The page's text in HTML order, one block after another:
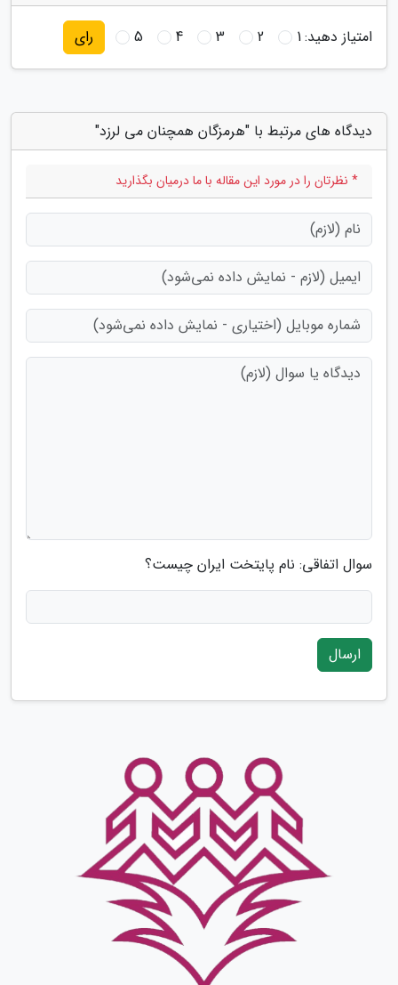
امتیاز دهید:1
2
3
4
5 رای
دیدگاه های مرتبط با "هرمزگان همچنان می لرزد"
* نظرتان را در مورد این مقاله با ما درمیان بگذارید
سوال اتفاقی: نام پایتخت ایران چیست؟
ارسال